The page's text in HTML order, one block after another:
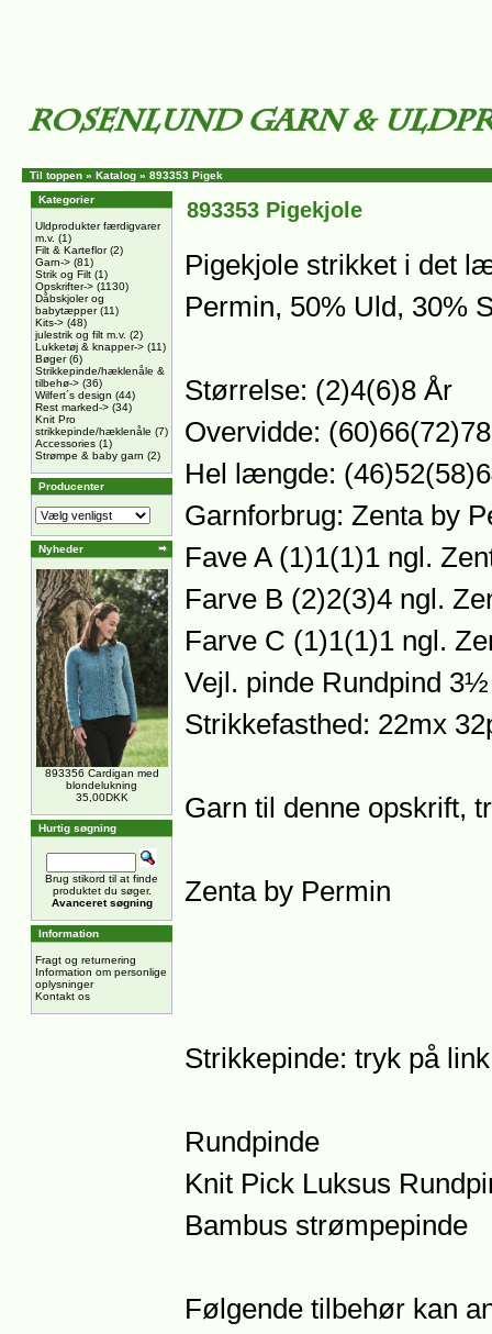
Til toppen » Katalog » 893353 Pigek
Kategorier
Uldprodukter færdigvarer
m.v. (1)
Filt & Karteflor(2)
Garn-> (81)
Strik og Filt (1)
Opskrifter-> (1130)
Dåbskjoler og
babytæpper(11)
Kits-> (48)
julestrik og filt m.v. (2)
Lukketøj & knapper-> (11)
Bøger(6)
Strikkepinde/hæklenåle &
tilbehø-> (36)
Wilfert´s design (44)
Rest marked-> (34)
Knit Pro
strikkepinde/hæklenåle (7)
Accessories (1)
Strømpe & baby garn (2)
Producenter
Nyheder
893356 Cardigan med
blondelukning
35,00DKK
Hurtig søgning
Brug stikord til at finde
produktet du søger.
Avanceret søgning
Information
Fragt og returnering
Information om personlige
oplysninger
Kontakt os
893353 Pigekjole
Pigekjole strikket i det
Permin, 50% Uld, 30%
Størrelse: (2)4(6)8 År
Overvidde:
Hel længde:
Garnforbrug: Zenta by
Fave A (1)1(1)1 ngl.
Farve B (2)2(3)4 ngl.
Farve C (1)1(1)1 ngl.
Vejl. pinde Rundpind
Strikkefasthed: 22mx
Garn til denne opskrift,
Zenta by Permin
Strikkepinde: tryk på
Rundpinde
Knit Pick Luksus
Bambus strømpepinde
Følgende tilbehør kan